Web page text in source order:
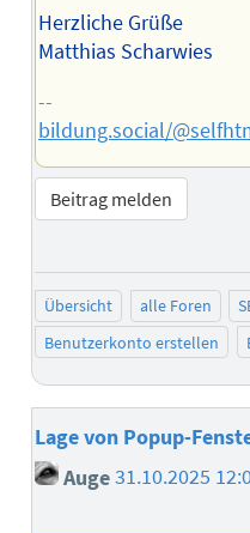
Herzliche Grüße
Matthias Scharwies
--
bildung.social/
Beitrag melden
Übersicht alle Foren
Benutzerkonto erstellen
Lage von Popup-
Auge31.10.2025